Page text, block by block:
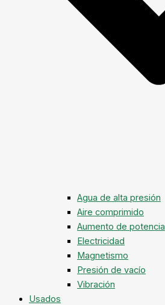
Agua de alta presión
Aire comprimido
Aumento de potencia
Electricidad
Magnetismo
Presión de vacío
Vibración
Usados